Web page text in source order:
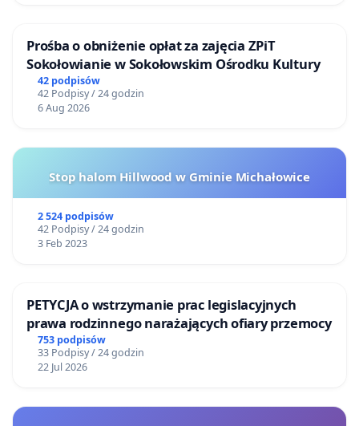
Prośba o obniżenie opłat za zajęcia ZPiT
Sokołowianie w Sokołowskim Ośrodku Kultury
42 podpisów
42 Podpisy / 24 godzin
6 Aug 2026
Stop halom Hillwood w Gminie Michałowice
2 524 podpisów
42 Podpisy / 24 godzin
3 Feb 2023
PETYCJA o wstrzymanie prac legislacyjnych
prawa rodzinnego narażających ofiary przemocy
753 podpisów
33 Podpisy / 24 godzin
22 Jul 2026